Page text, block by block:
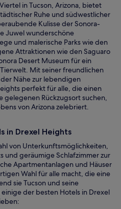
in Tucson, Arizona, bietet
Ruhe und südwestlicher
Kulisse der Sonora-
Juwel wunderschöne
und malerische Parks wie den
Attraktionen wie den Saguaro
Desert Museum für ein
Mit seiner freundlichen
Nähe zur lebendigen
perfekt für alle, die einen
gelegenen Rückzugsort suchen,
von Arizona zelebriert.
in Drexel Heights
von Unterkunftsmöglichkeiten,
geräumige Schlafzimmer zur
Apartmentanlagen und Häuser
Wahl für alle macht, die eine
sie Tucson und seine
der besten Hotels in Drexel